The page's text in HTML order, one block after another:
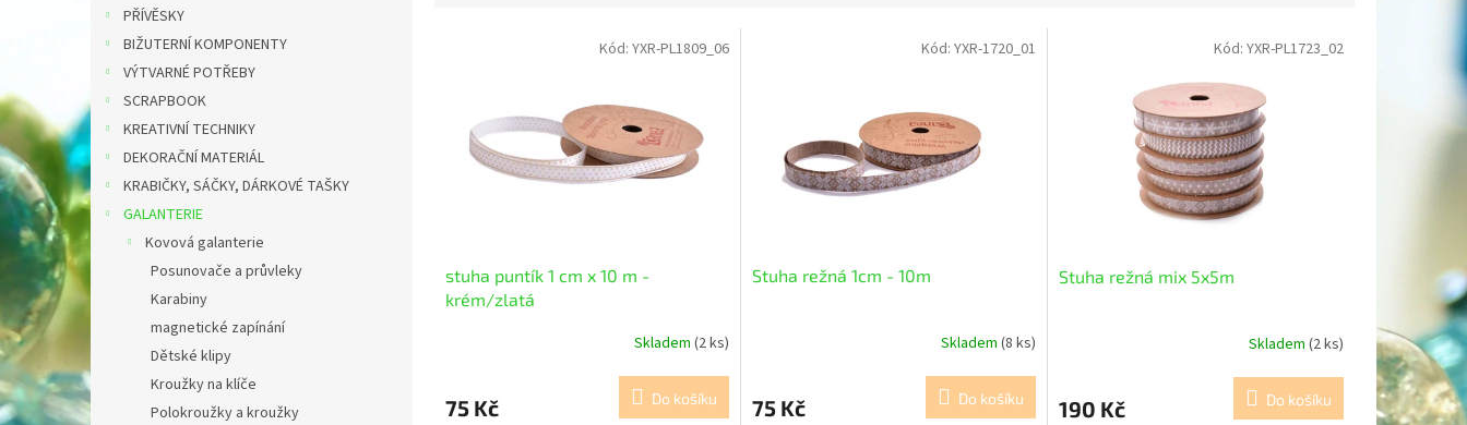
PŘÍVĚSKY
BIŽUTERNÍ KOMPONENTY
VÝTVARNÉ POTŘEBY
SCRAPBOOK
KREATIVNÍ TECHNIKY
DEKORAČNÍ MATERIÁL
KRABIČKY, SÁČKY, DÁRKOVÉ TAŠKY
GALANTERIE
Kovová galanterie
Posunovače a průvleky
Karabiny
magnetické zapínání
Dětské klipy
Kroužky na klíče
Polokroužky a kroužky
stuha puntík 1 cm x 10 m -
krém/zlatá
Skladem (2 ks)
75 Kč Do košíku
Kód: YXR-PL1809_06
Stuha režná 1cm - 10m
Skladem (8 ks)
75 Kč Do košíku
Kód: YXR-1720_01
Stuha režná mix 5x5m
Skladem (2 ks)
190 Kč Do košíku
Kód: YXR-PL1723_02